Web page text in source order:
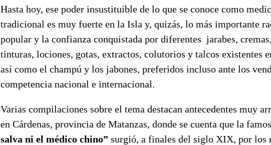
Hasta hoy, ese poder insustituible de lo que se conoce como
tradicional es muy fuerte en la Isla y, quizás, lo más importante
popular y la confianza conquistada por diferentes jarabes,
tinturas, lociones, gotas, extractos, colutorios y talcos existentes
así como el champú y los jabones, preferidos incluso ante los
competencia nacional e internacional.
Varias compilaciones sobre el tema destacan antecedentes muy
en Cárdenas, provincia de Matanzas, donde se cuenta que la
salva ni el médico chino” surgió, a finales del siglo XIX, por los